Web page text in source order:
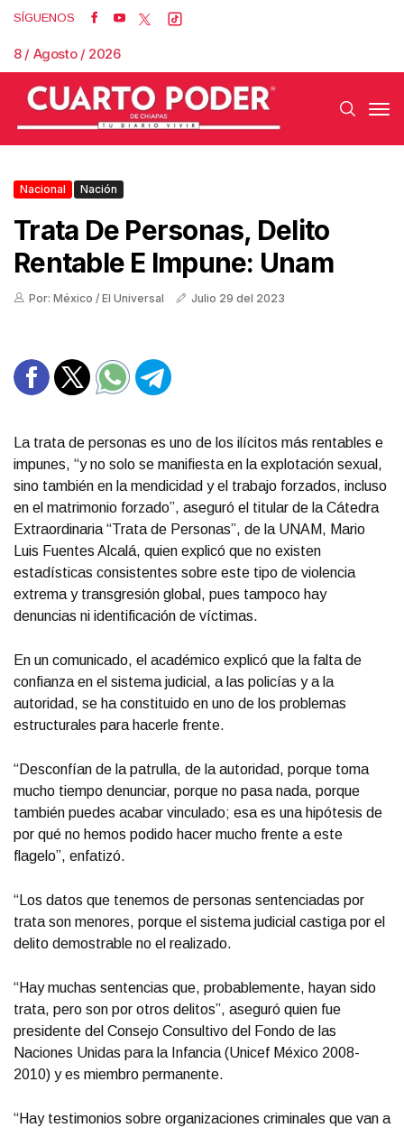
SÍGUENOS
8 / Agosto / 2026
Nacional Nación
Trata De Personas, Delito
Rentable E Impune: Unam
Por: México / El Universal Julio 29 del 2023
La trata de personas es uno de los ilícitos más rentables e
impunes, “y no solo se manifiesta en la explotación sexual,
sino también en la mendicidad y el trabajo forzados, incluso
en el matrimonio forzado”, aseguró el titular de la Cátedra
Extraordinaria “Trata de Personas”, de la UNAM, Mario
Luis Fuentes Alcalá, quien explicó que no existen
estadísticas consistentes sobre este tipo de violencia
extrema y transgresión global, pues tampoco hay
denuncias ni identificación de víctimas.
En un comunicado, el académico explicó que la falta de
confianza en el sistema judicial, a las policías y a la
autoridad, se ha constituido en uno de los problemas
estructurales para hacerle frente.
“Desconfían de la patrulla, de la autoridad, porque toma
mucho tiempo denunciar, porque no pasa nada, porque
también puedes acabar vinculado; esa es una hipótesis de
por qué no hemos podido hacer mucho frente a este
flagelo”, enfatizó.
“Los datos que tenemos de personas sentenciadas por
trata son menores, porque el sistema judicial castiga por el
delito demostrable no el realizado.
“Hay muchas sentencias que, probablemente, hayan sido
trata, pero son por otros delitos”, aseguró quien fue
presidente del Consejo Consultivo del Fondo de las
Naciones Unidas para la Infancia (Unicef México 2008-
2010) y es miembro permanente.
“Hay testimonios sobre organizaciones criminales que van a